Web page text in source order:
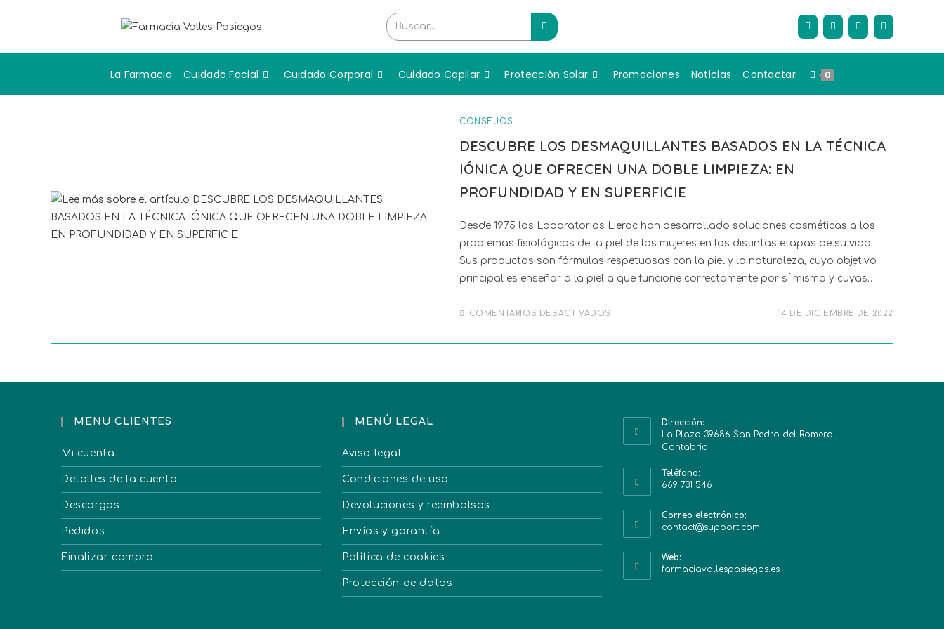
Buscar...
La Farmacia Cuidado Facial Cuidado Corporal Cuidado Capilar Protección Solar Promociones Noticias Contactar 0
CONSEJOS
DESCUBRE LOS DESMAQUILLANTES BASADOS EN LA TÉCNICA
IÓNICA QUE OFRECEN UNA DOBLE LIMPIEZA: EN
PROFUNDIDAD Y EN SUPERFICIE
Desde 1975 los Laboratorios Lierac han desarrollado soluciones cosméticas a los
problemas fisiológicos de la piel de las mujeres en las distintas etapas de su vida.
Sus productos son fórmulas respetuosas con la piel y la naturaleza, cuyo objetivo
principal es enseñar a la piel a que funcione correctamente por sí misma y cuyas…
COMENTARIOS DESACTIVADOS 14 DE DICIEMBRE DE 2022
MENU CLIENTES
Mi cuenta
Detalles de la cuenta
Descargas
Pedidos
Finalizar compra
MENÚ LEGAL
Aviso legal
Condiciones de uso
Devoluciones y reembolsos
Envíos y garantía
Política de cookies
Protección de datos
Dirección:
La Plaza 39686 San Pedro del Romeral,
Cantabria
Teléfono:
669 731 546
Correo electrónico:
contact@support.com
Web:
farmaciavallespasiegos.es